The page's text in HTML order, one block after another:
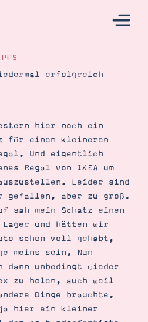
erfolgreich
hier noch ein
für einen kleineren
Und eigentlich
Regal von IKEA um
Leider sind
gefallen, aber zu groß.
sah mein Schatz einen
und hätten wir
schon voll gehabt,
meins sein. Nun
unbedingt wieder
zu holen, auch weil
Dinge brauchte.
ja hier ein kleiner